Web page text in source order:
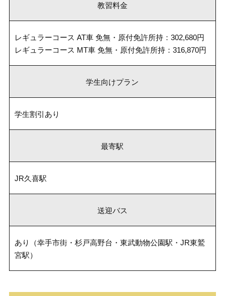
教習料金
レギュラーコース AT車 免無・原付免許所持：302,680円
レギュラーコース MT車 免無・原付免許所持：316,870円
学生向けプラン
学生割引あり
最寄駅
JR久喜駅
送迎バス
あり（幸手市街・杉戸高野台・東武動物公園駅・JR東鷲
宮駅）